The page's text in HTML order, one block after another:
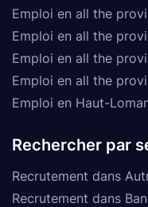
Emploi en all the
Emploi en all the
Emploi en all the
Emploi en all the
Emploi en Haut-
Rechercher par
Recrutement dans
Recrutement dans